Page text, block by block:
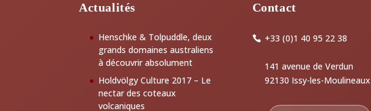
Actualités
Henschke & Tolpuddle, deux
grands domaines australiens
à découvrir absolument
Holdvölgy Culture 2017 – Le
nectar des coteaux
volcaniques
Contact
+33 (0)1 40 95 22 38
141 avenue de Verdun
92130 Issy-les-Moulineaux